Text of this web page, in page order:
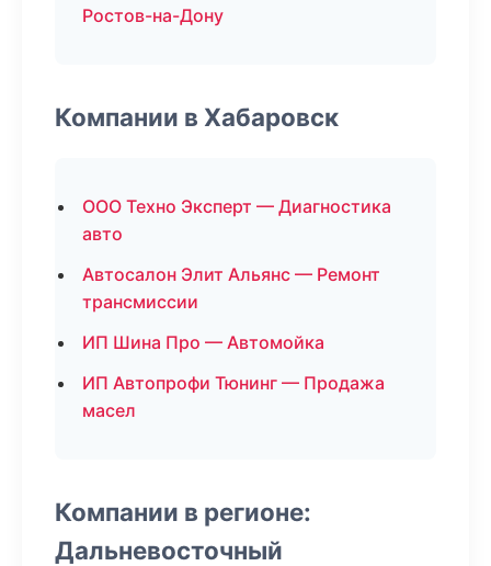
Ростов-на-Дону
Компании в Хабаровск
ООО Техно Эксперт — Диагностика
авто
Автосалон Элит Альянс — Ремонт
трансмиссии
ИП Шина Про — Автомойка
ИП Автопрофи Тюнинг — Продажа
масел
Компании в регионе:
Дальневосточный